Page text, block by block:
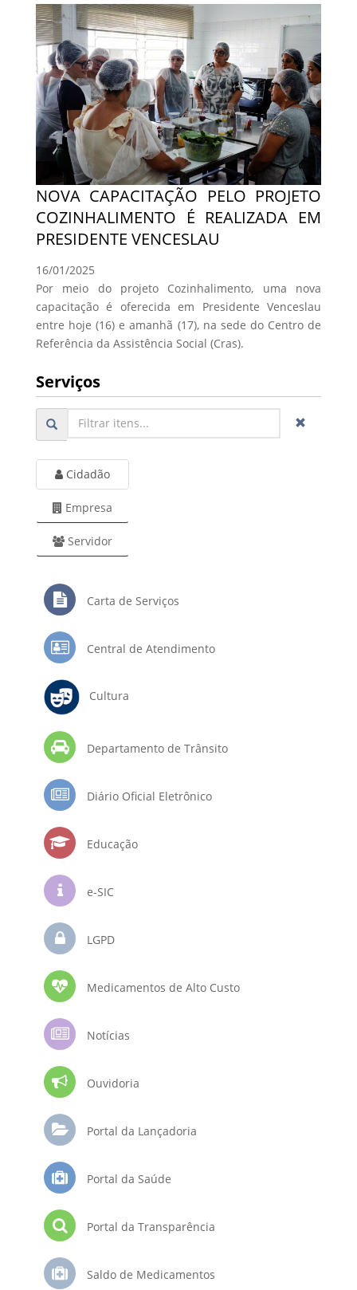
NOVA CAPACITAÇÃO PELO PROJETO
COZINHALIMENTO É REALIZADA EM
PRESIDENTE VENCESLAU
16/01/2025
Por meio do projeto Cozinhalimento, uma nova
capacitação é oferecida em Presidente Venceslau
entre hoje (16) e amanhã (17), na sede do Centro de
Referência da Assistência Social (Cras).
Serviços
Cidadão
Empresa
Servidor
Carta de Serviços
Central de Atendimento
Cultura
Departamento de Trânsito
Diário Oficial Eletrônico
Educação
e-SIC
LGPD
Medicamentos de Alto Custo
Notícias
Ouvidoria
Portal da Lançadoria
Portal da Saúde
Portal da Transparência
Saldo de Medicamentos